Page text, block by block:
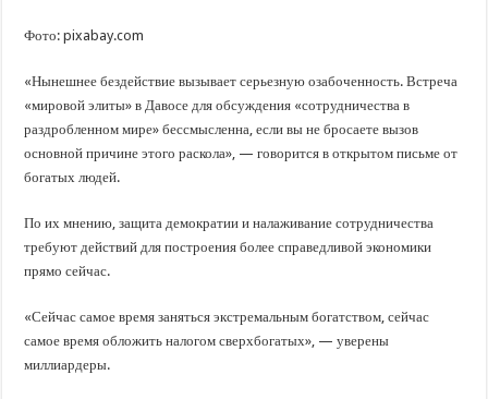
Фото: pixabay.com
«Нынешнее бездействие вызывает серьезную озабоченность. Встреча
«мировой элиты» в Давосе для обсуждения «сотрудничества в
раздробленном мире» бессмысленна, если вы не бросаете вызов
основной причине этого раскола», — говорится в открытом письме от
богатых людей.
По их мнению, защита демократии и налаживание сотрудничества
требуют действий для построения более справедливой экономики
прямо сейчас.
«Сейчас самое время заняться экстремальным богатством, сейчас
самое время обложить налогом сверхбогатых», — уверены
миллиардеры.